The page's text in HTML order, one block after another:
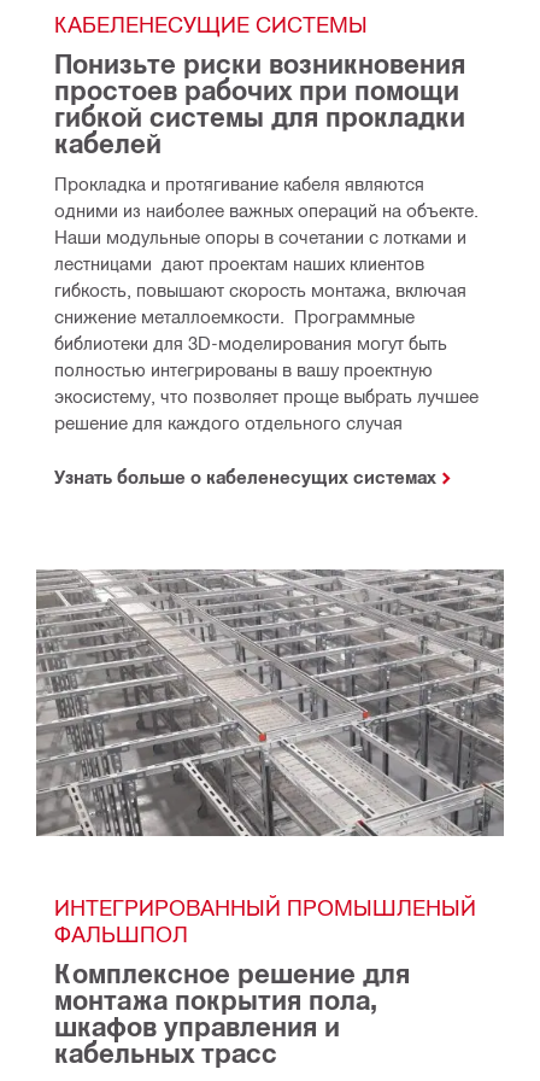
КАБЕЛЕНЕСУЩИЕ СИСТЕМЫ
Понизьте риски возникновения
простоев рабочих при помощи
гибкой системы для прокладки
кабелей
Прокладка и протягивание кабеля являются
одними из наиболее важных операций на объекте.
Наши модульные опоры в сочетании с лотками и
лестницами  дают проектам наших клиентов
гибкость, повышают скорость монтажа, включая
снижение металлоемкости.  Программные
библиотеки для 3D-моделирования могут быть
полностью интегрированы в вашу проектную
экосистему, что позволяет проще выбрать лучшее
решение для каждого отдельного случая
Узнать больше о кабеленесущих системах
ИНТЕГРИРОВАННЫЙ ПРОМЫШЛЕНЫЙ
ФАЛЬШПОЛ
Комплексное решение для
монтажа покрытия пола,
шкафов управления и
кабельных трасс